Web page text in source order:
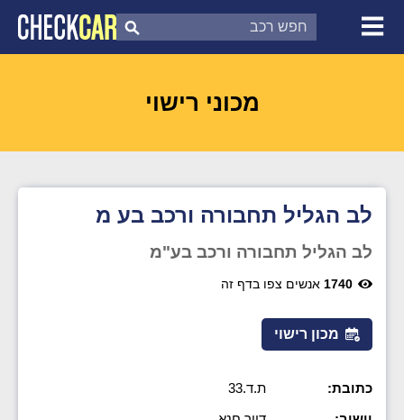
צ'ק קאר
דוח בדיקת רכב
מכוני רישוי
לב הגליל תחבורה ורכב בע מ
לב הגליל תחבורה ורכב בע"מ
1740 אנשים צפו בדף זה
מכון רישוי
כתובת:
ת.ד.33